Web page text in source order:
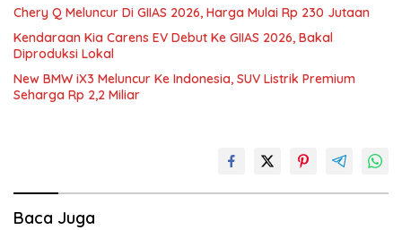
Chery Q Meluncur Di GIIAS 2026, Harga Mulai Rp 230 Jutaan
Kendaraan Kia Carens EV Debut Ke GIIAS 2026, Bakal
Diproduksi Lokal
New BMW iX3 Meluncur Ke Indonesia, SUV Listrik Premium
Seharga Rp 2,2 Miliar
Baca Juga